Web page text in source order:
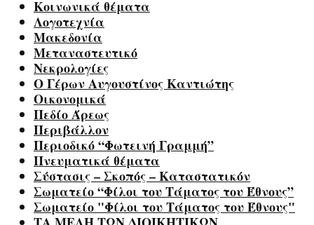
Κοινωνικά θέματα
Λογοτεχνία
Μακεδονία
Μεταναστευτικό
Νεκρολογίες
Ο Γέρων Αυγουστίνος Καντιώτης
Οικονομικά
Πεδίο Άρεως
Περιβάλλον
Περιοδικό “Φωτεινή Γραμμή”
Πνευματικά θέματα
Σύστασις – Σκοπός – Καταστατικόν
Σωματείο “Φίλοι του Τάματος του Έθνους”
Σωματείο "Φίλοι του Τάματος του Έθνους"